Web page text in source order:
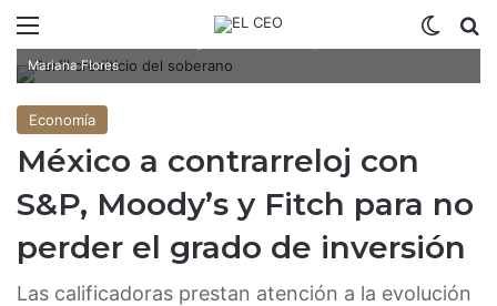
Mariana Flores
Economía
México a contrarreloj con
S&P, Moody’s y Fitch para no
perder el grado de inversión
Las calificadoras prestan atención a la evolución